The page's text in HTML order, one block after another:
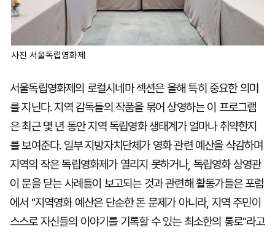
사진 서울독립영화제
서울독립영화제의 로컬시네마 섹션은 올해 특히 중요한 의미
를 지닌다. 지역 감독들의 작품을 묶어 상영하는 이 프로그램
은 최근 몇 년 동안 지역 독립영화 생태계가 얼마나 취약한지
를 보여준다. 일부 지방자치단체가 영화 관련 예산을 삭감하며
지역의 작은 독립영화제가 열리지 못하거나, 독립영화 상영관
이 문을 닫는 사례들이 보고되는 것과 관련해 활동가들은 포럼
에서 "지역영화 예산은 단순한 돈 문제가 아니라, 지역 주민이
스스로 자신들의 이야기를 기록할 수 있는 최소한의 통로"라고